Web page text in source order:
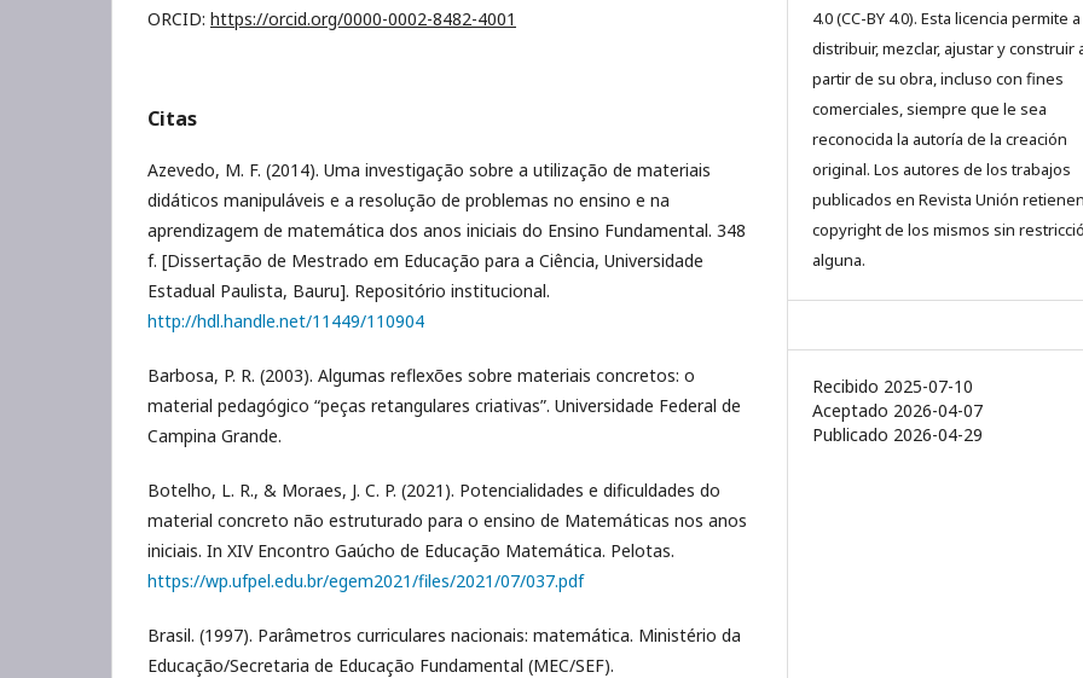
ORCID: https://orcid.org/0000-0002-8482-4001
Citas
Azevedo, M. F. (2014). Uma investigação sobre a utilização de materiais
didáticos manipuláveis e a resolução de problemas no ensino e na
aprendizagem de matemática dos anos iniciais do Ensino Fundamental. 348
f. [Dissertação de Mestrado em Educação para a Ciência, Universidade
Estadual Paulista, Bauru]. Repositório institucional.
http://hdl.handle.net/11449/110904
Barbosa, P. R. (2003). Algumas reflexões sobre materiais concretos: o
material pedagógico “peças retangulares criativas”. Universidade Federal de
Campina Grande.
Botelho, L. R., & Moraes, J. C. P. (2021). Potencialidades e dificuldades do
material concreto não estruturado para o ensino de Matemáticas nos anos
iniciais. In XIV Encontro Gaúcho de Educação Matemática. Pelotas.
https://wp.ufpel.edu.br/egem2021/files/2021/07/037.pdf
Brasil. (1997). Parâmetros curriculares nacionais: matemática. Ministério da
Educação/Secretaria de Educação Fundamental (MEC/SEF).
4.0 (CC-BY 4.0). Esta licencia permite
distribuir, mezclar, ajustar y construir
partir de su obra, incluso con fines
comerciales, siempre que le sea
reconocida la autoría de la creación
original. Los autores de los trabajos
publicados en Revista Unión
copyright de los mismos sin
alguna.
Recibido 2025-07-10
Aceptado 2026-04-07
Publicado 2026-04-29